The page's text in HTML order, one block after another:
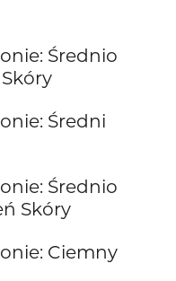
Średnio
Średni
Średnio
Skóry
Ciemny